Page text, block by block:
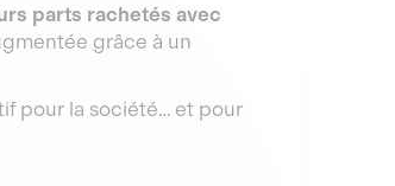
parts rachetés avec
grâce à un
pour la société… et pour